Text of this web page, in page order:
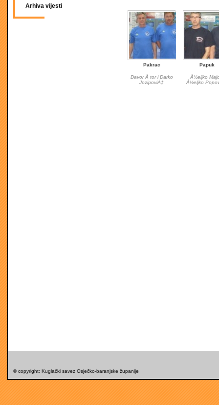
Arhiva vijesti
Pakrac
Davor Å tor i Darko
JozipoviÄ‡
Papuk
Å½eljko
Å½eljko
© copyright: Kuglački savez Osječko-baranjske županije